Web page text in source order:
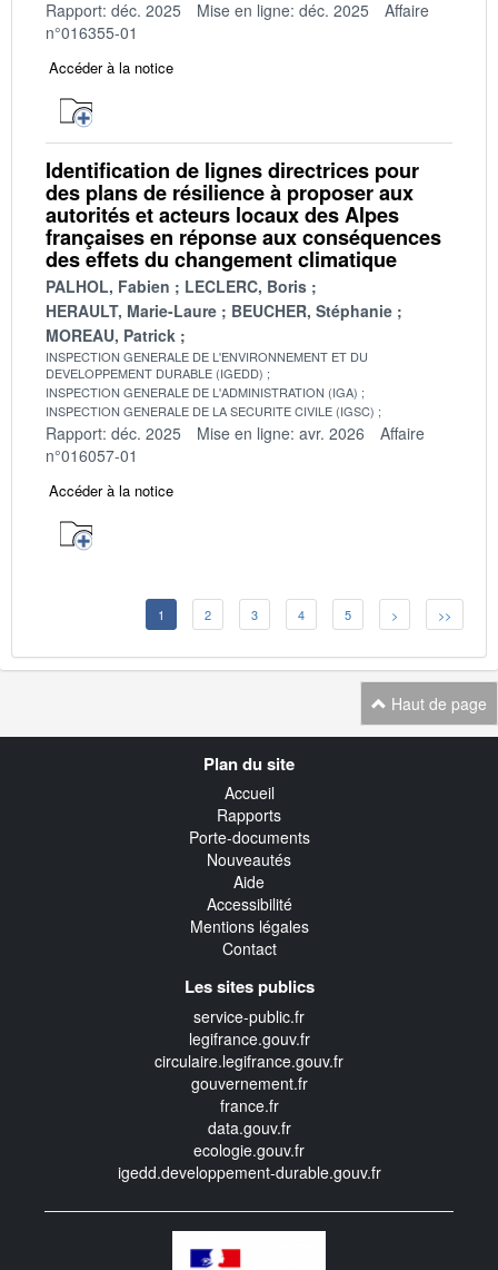
Rapport: déc. 2025 Mise en ligne: déc. 2025
Affaire
n°016355-01
Accéder à la notice
Identification de lignes directrices pour
des plans de résilience à proposer aux
autorités et acteurs locaux des Alpes
françaises en réponse aux conséquences
des effets du changement climatique
PALHOL, Fabien
LECLERC, Boris
HERAULT, Marie-Laure
BEUCHER, Stéphanie
MOREAU, Patrick
INSPECTION GENERALE DE L'ENVIRONNEMENT ET DU
DEVELOPPEMENT DURABLE (IGEDD)
INSPECTION GENERALE DE L'ADMINISTRATION (IGA)
INSPECTION GENERALE DE LA SECURITE CIVILE (IGSC)
Rapport: déc. 2025 Mise en ligne: avr. 2026
Affaire
n°016057-01
Accéder à la notice
1 2 3 4 5 > >>
Haut de page
Plan du site
Accueil
Rapports
Porte-documents
Nouveautés
Aide
Accessibilité
Mentions légales
Contact
Les sites publics
service-public.fr
legifrance.gouv.fr
circulaire.legifrance.gouv.fr
gouvernement.fr
france.fr
data.gouv.fr
ecologie.gouv.fr
igedd.developpement-durable.gouv.fr